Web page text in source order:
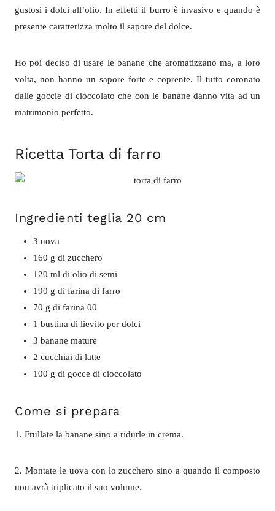
gustosi i dolci all’olio. In effetti il burro è invasivo e quando è
presente caratterizza molto il sapore del dolce.
Ho poi deciso di usare le banane che aromatizzano ma, a loro
volta, non hanno un sapore forte e coprente. Il tutto coronato
dalle goccie di cioccolato che con le banane danno vita ad un
matrimonio perfetto.
Ricetta Torta di farro
Ingredienti teglia 20 cm
3 uova
160 g di zucchero
120 ml di olio di semi
190 g di farina di farro
70 g di farina 00
1 bustina di lievito per dolci
3 banane mature
2 cucchiai di latte
100 g di gocce di cioccolato
Come si prepara
1. Frullate la banane sino a ridurle in crema.
2. Montate le uova con lo zucchero sino a quando il composto
non avrà triplicato il suo volume.